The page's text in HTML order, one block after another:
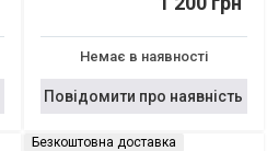
Немає в наявності
Повідомити про наявність
Безкоштовна доставка